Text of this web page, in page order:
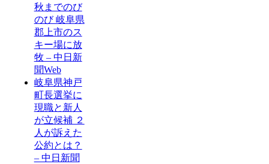
秋までのび
のび 岐阜県
郡上市のス
キー場に放
牧 – 中日新
聞Web
岐阜県神戸
町長選挙に
現職と新人
が立候補 ２
人が訴えた
公約とは？
– 中日新聞